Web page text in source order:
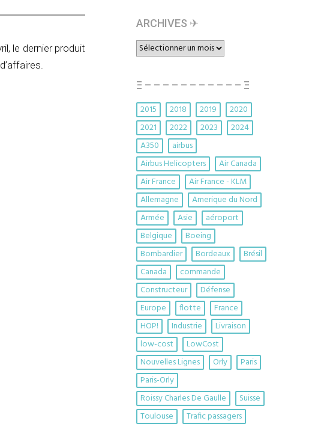
le dernier produit
ARCHIVES ✈︎
ARCHIVES
✈︎
Ξ – – – – – – – – – – – Ξ
2015 2018 2019
2020
2021
2022 2023
2024
A350
airbus
Airbus Helicopters
Air Canada
Air France
Air France - KLM
Allemagne
Amerique du Nord
Armée
Asie
aéroport
Belgique
Boeing
Bombardier
Bordeaux
Brésil
Canada
commande
Constructeur
Défense
Europe
flotte
France
HOP!
Industrie
Livraison
low-cost
LowCost
Nouvelles Lignes
Orly
Paris
Paris-Orly
Roissy Charles De Gaulle
Suisse
Toulouse
Trafic passagers